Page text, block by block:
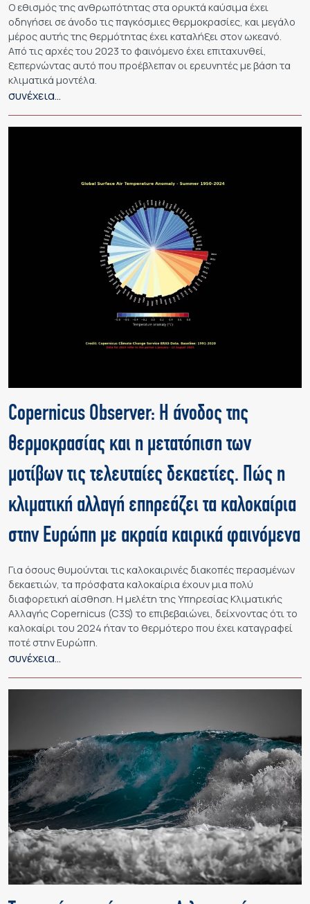
Ο εθισμός της ανθρωπότητας στα ορυκτά καύσιμα έχει
οδηγήσει σε άνοδο τις παγκόσμιες θερμοκρασίες, και μεγάλο
μέρος αυτής της θερμότητας έχει καταλήξει στον ωκεανό.
Από τις αρχές του 2023 το φαινόμενο έχει επιταχυνθεί,
ξεπερνώντας αυτό που προέβλεπαν οι ερευνητές με βάση τα
κλιματικά μοντέλα.
συνέχεια…
Copernicus Observer: Η άνοδος της
θερμοκρασίας και η μετατόπιση των
μοτίβων τις τελευταίες δεκαετίες. Πώς η
κλιματική αλλαγή επηρεάζει τα καλοκαίρια
στην Ευρώπη με ακραία καιρικά φαινόμενα
Για όσους θυμούνται τις καλοκαιρινές διακοπές περασμένων
δεκαετιών, τα πρόσφατα καλοκαίρια έχουν μια πολύ
διαφορετική αίσθηση. Η μελέτη της Υπηρεσίας Κλιματικής
Αλλαγής Copernicus (C3S) το επιβεβαιώνει, δείχνοντας ότι το
καλοκαίρι του 2024 ήταν το θερμότερο που έχει καταγραφεί
ποτέ στην Ευρώπη.
συνέχεια…